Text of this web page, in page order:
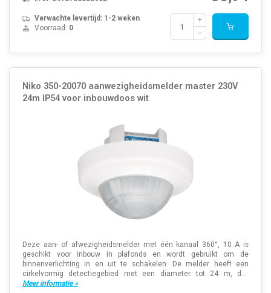
Verwachte levertijd: 1-2 weken
Voorraad: 0
Niko 350-20070 aanwezigheidsmelder master 230V
24m IP54 voor inbouwdoos wit
Deze aan- of afwezigheidsmelder met één kanaal 360°, 10 A is
geschikt voor inbouw in plafonds en wordt gebruikt om de
binnenverlichting in en uit te schakelen. De melder heeft een
cirkelvormig detectiegebied met een diameter tot 24 m, d...
Meer informatie »